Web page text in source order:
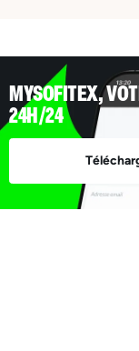
MYSOFITEX,
24H/24